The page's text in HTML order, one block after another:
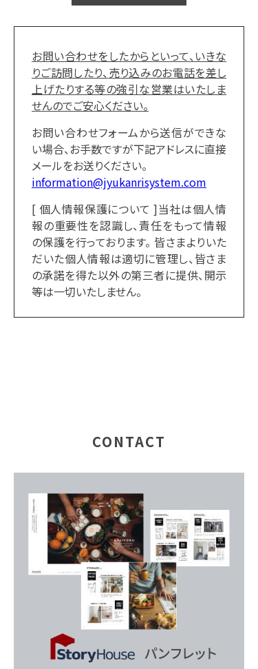
お問い合わせをしたからといって、いきな
りご訪問したり、売り込みのお電話を差し
上げたりする等の強引な営業はいたしま
せんのでご安心ください。
お問い合わせフォームから送信ができな
い場合、お手数ですが下記アドレスに直接
メールをお送りください。
information@jyukanrisystem.com
[ 個人情報保護について ]当社は個人情
報の重要性を認識し、責任をもって情報
の保護を行っております。 皆さまよりいた
だいた個人情報は適切に管理し、皆さま
の承諾を得た以外の第三者に提供、開示
等は一切いたしません。
CONTACT